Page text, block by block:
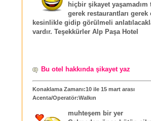
hiçbir şikayet
gerek restaurantları
kesinlikle gidip görülmeli
vardır. Teşekkürler Alp Paşa Hotel
Bu otel hakkında şikayet yaz
Konaklama Zamanı:10 ile 15 mart arası
Acenta/Operatör:Walkın
muhteşem bir yer